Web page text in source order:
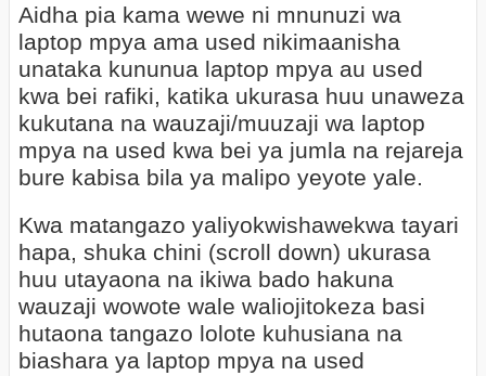
Aidha pia kama wewe ni mnunuzi wa
laptop mpya ama used nikimaanisha
unataka kununua laptop mpya au used
kwa bei rafiki, katika ukurasa huu unaweza
kukutana na wauzaji/muuzaji wa laptop
mpya na used kwa bei ya jumla na rejareja
bure kabisa bila ya malipo yeyote yale.
Kwa matangazo yaliyokwishawekwa tayari
hapa, shuka chini (scroll down) ukurasa
huu utayaona na ikiwa bado hakuna
wauzaji wowote wale waliojitokeza basi
hutaona tangazo lolote kuhusiana na
biashara ya laptop mpya na used